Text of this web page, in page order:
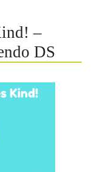
–
DS